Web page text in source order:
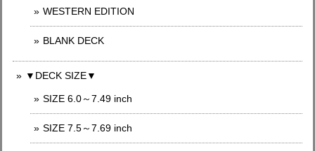
WESTERN EDITION
BLANK DECK
▼DECK SIZE▼
SIZE 6.0～7.49 inch
SIZE 7.5～7.69 inch